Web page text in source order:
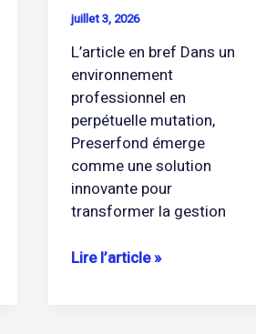
juillet 3, 2026
L’article en bref Dans un
environnement
professionnel en
perpétuelle mutation,
Preserfond émerge
comme une solution
innovante pour
transformer la gestion
Lire l’article »